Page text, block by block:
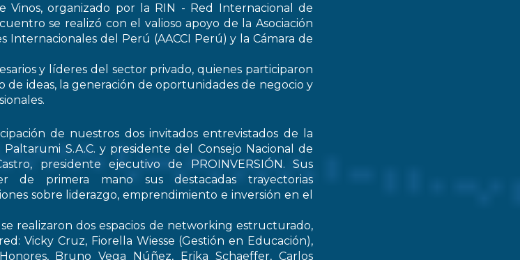
Vinos, organizado por la RIN - Red Internacional de
se realizó con el valioso apoyo de la Asociación
Internacionales del Perú (AACCI Perú) y la Cámara de
y líderes del sector privado, quienes participaron
ideas, la generación de oportunidades de negocio y
de nuestros dos invitados entrevistados de la
S.A.C. y presidente del Consejo Nacional de
presidente ejecutivo de PROINVERSIÓN. Sus
de primera mano sus destacadas trayectorias
sobre liderazgo, emprendimiento e inversión en el
realizaron dos espacios de networking estructurado,
Vicky Cruz, Fiorella Wiesse (Gestión en Educación),
Bruno Vega Núñez, Erika Schaeffer, Carlos